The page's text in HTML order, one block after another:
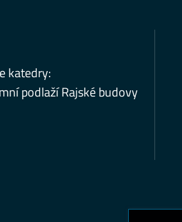
katedry:
podlaží Rajské budovy